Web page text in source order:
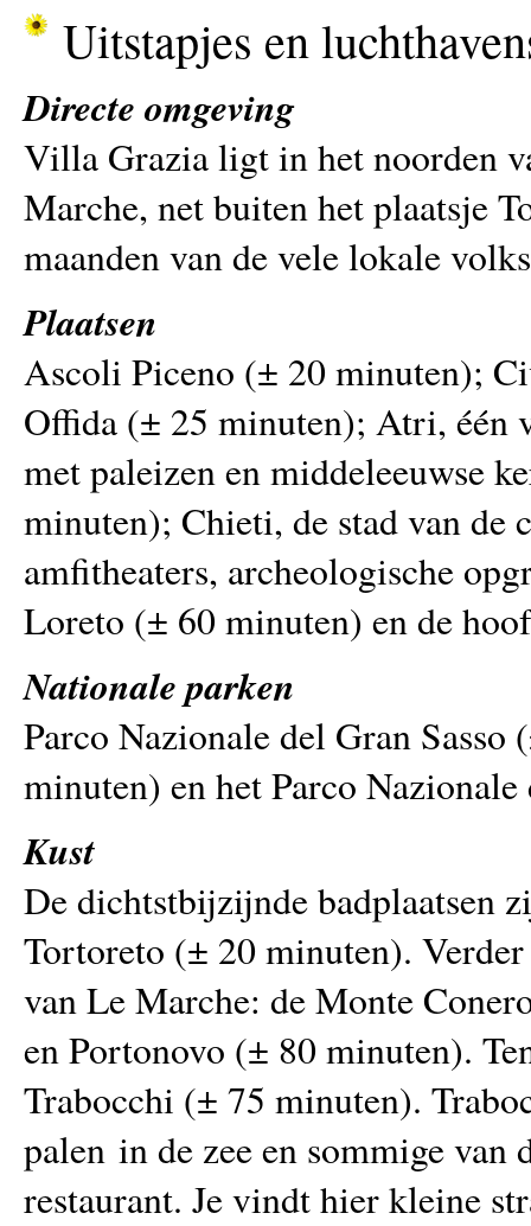
Uitstapjes en
Directe omgeving
Villa Grazia ligt in het noorden
Marche, net buiten het plaatsje
maanden van de vele lokale
Plaatsen
Ascoli Piceno (± 20 minuten);
Offida (± 25 minuten); Atri, één
met paleizen en middeleeuwse
minuten); Chieti, de stad van de
amfitheaters, archeologische
Loreto (± 60 minuten) en de
Nationale parken
Parco Nazionale del Gran
minuten) en het Parco
Kust
De dichtstbijzijnde badplaatsen
Tortoreto (± 20 minuten).
van Le Marche: de Monte
en Portonovo (± 80 minuten).
Trabocchi (± 75 minuten).
palen in de zee en sommige van
restaurant. Je vindt hier kleine